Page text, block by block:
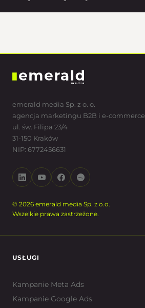
emerald media Sp. z o. o.
agencja marketingu B2B i e-commerce
ul. św. Filipa 23/4
31-150 Kraków
NIP: 6772456631
© 2026 emerald media Sp. z o.o.
Wszelkie prawa zastrzeżone.
USŁUGI
Kampanie Meta Ads
Kampanie Google Ads